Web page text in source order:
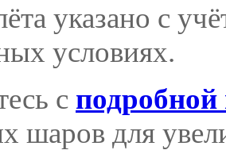
указано с
условиях.
с
шаров для